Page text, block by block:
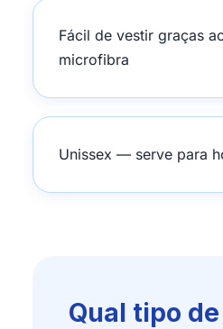
Fácil de vestir graças
microfibra
Unissex — serve para
Qual tipo